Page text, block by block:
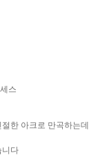
스
한 아크로 만곡하는데
니다